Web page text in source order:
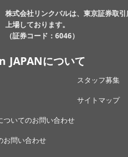
株式会社リンクバルは、東京証券取
上場しております。
（証券コード：6046）
JAPANについて
スタッフ募集
サイトマップ
ついてのお問い合わせ
お問い合わせ